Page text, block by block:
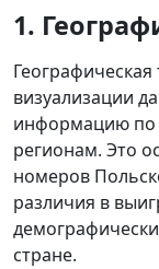
1.
визуализации
информацию по
регионам. Это
номеров
различия в
стране.